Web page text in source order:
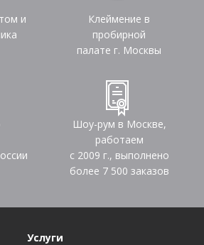
и
Клеймение в
пробирной
палате г. Москвы
Шоу-рум в Москве,
работаем
с 2009 г., выполнено
более 7 500 заказов
Услуги